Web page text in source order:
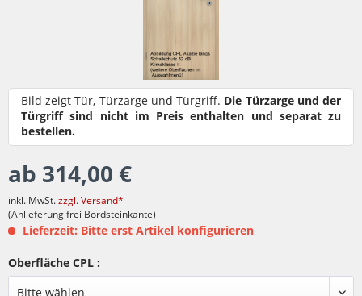
Bild zeigt Tür, Türzarge und Türgriff. Die Türzarge und der
Türgriff sind nicht im Preis enthalten und separat zu
bestellen.
ab 314,00 €
inkl. MwSt.zzgl. Versand*
(Anlieferung frei Bordsteinkante)
Lieferzeit: Bitte erst Artikel konfigurieren
Oberfläche CPL :